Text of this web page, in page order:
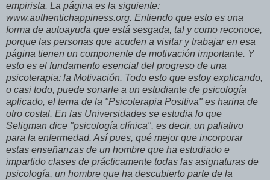
empirista. La página es la siguiente:
www.authentichappiness.org. Entiendo que esto es una
forma de autoayuda que está sesgada, tal y como reconoce,
porque las personas que acuden a visitar y trabajar en esa
página tienen un componente de motivación importante. Y
esto es el fundamento esencial del progreso de una
psicoterapia: la Motivación. Todo esto que estoy explicando,
o casi todo, puede sonarle a un estudiante de psicología
aplicado, el tema de la "Psicoterapia Positiva" es harina de
otro costal. En las Universidades se estudia lo que
Seligman dice "psicología clínica", es decir, un paliativo
para la enfermedad. Así pues, qué mejor que incorporar
estas enseñanzas de un hombre que ha estudiado e
impartido clases de prácticamente todas las asignaturas de
psicología, un hombre que ha descubierto parte de la